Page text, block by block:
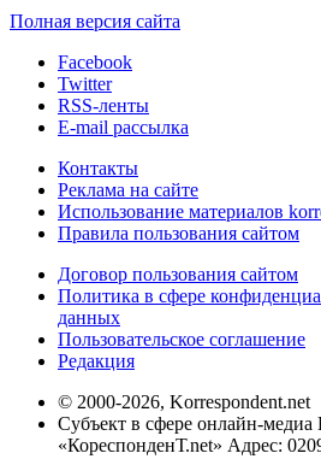
Полная версия сайта
Facebook
Twitter
RSS-ленты
E-mail рассылка
Контакты
Реклама на сайте
Использование материалов
Правила пользования сайтом
Договор пользования сайтом
Политика в сфере
данных
Пользовательское соглашение
Редакция
© 2000-2026, Korrespondent.net
Субъект в сфере онлайн-
«КореспонденТ.net» Адрес: